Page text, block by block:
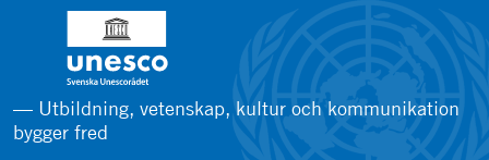
huvudinnehåll
— Utbildning, vetenskap, kultur och kommunikation
bygger fred